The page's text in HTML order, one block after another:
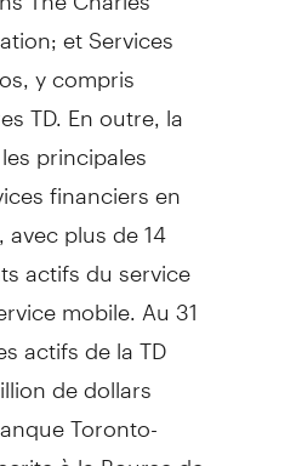
et Services
y compris
TD. En outre, la
principales
financiers en
plus de 14
actifs du service
mobile. Au 31
actifs de la TD
de dollars
Toronto-